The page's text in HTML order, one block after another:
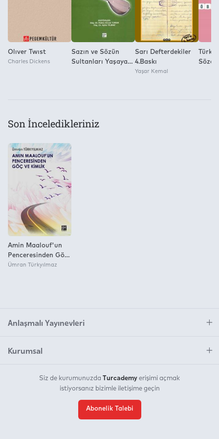
Olıver Twıst
Charles Dickens
Sazın ve Sözün
Sultanları Yaşayan
Sarı Defterdekiler
4.Baskı
Yaşar Kemal
Son İnceledikleriniz
Amin Maalouf'un
Penceresinden Göç
ve Kimlik
Ümran Türkyılmaz
Anlaşmalı Yayınevleri
Kurumsal
Siz de kurumunuzda Turcademy erişimi açmak
istiyorsanız bizimle iletişime geçin
Abonelik Talebi